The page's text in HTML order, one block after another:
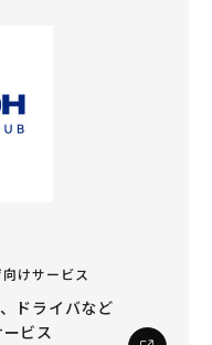
けサービス
ドライバなど
ビス